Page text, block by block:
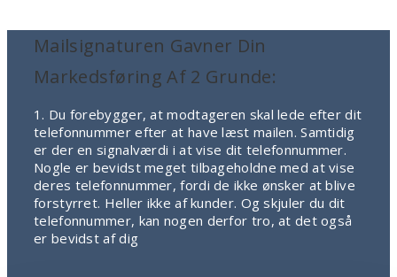
Mailsignaturen Gavner Din
Markedsføring Af 2 Grunde:
1. Du forebygger, at modtageren skal lede efter dit
telefonnummer efter at have læst mailen. Samtidig
er der en signalværdi i at vise dit telefonnummer.
Nogle er bevidst meget tilbageholdne med at vise
deres telefonnummer, fordi de ikke ønsker at blive
forstyrret. Heller ikke af kunder. Og skjuler du dit
telefonnummer, kan nogen derfor tro, at det også
er bevidst af dig